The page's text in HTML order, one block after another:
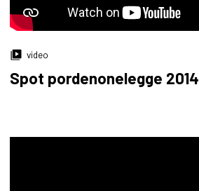
video
Spot pordenonelegge 2014